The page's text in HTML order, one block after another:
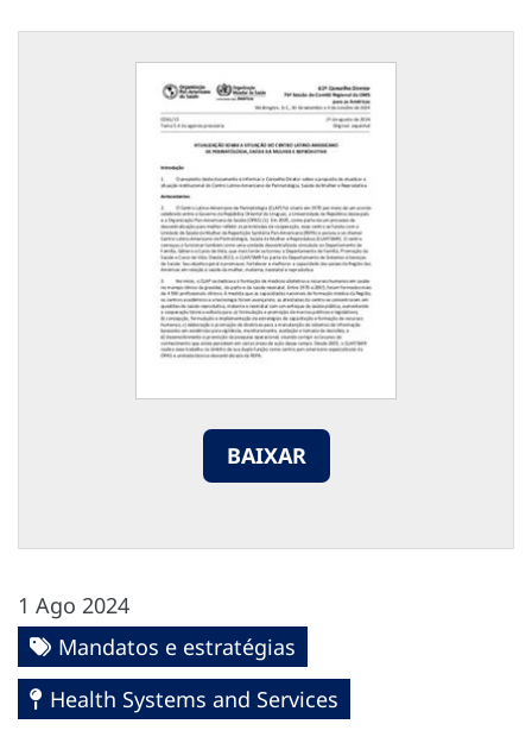
BAIXAR
1 Ago 2024
Mandatos e estratégias
Health Systems and Services